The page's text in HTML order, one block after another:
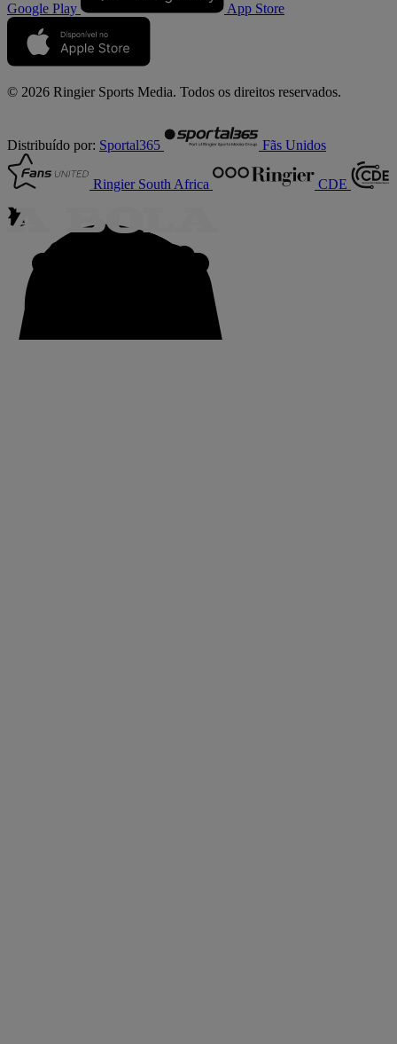
Google Play App Store
© 2026 Ringier Sports Media. Todos os direitos reservados.
Distribuído por: Sportal365 Fãs Unidos
Ringier South Africa CDE